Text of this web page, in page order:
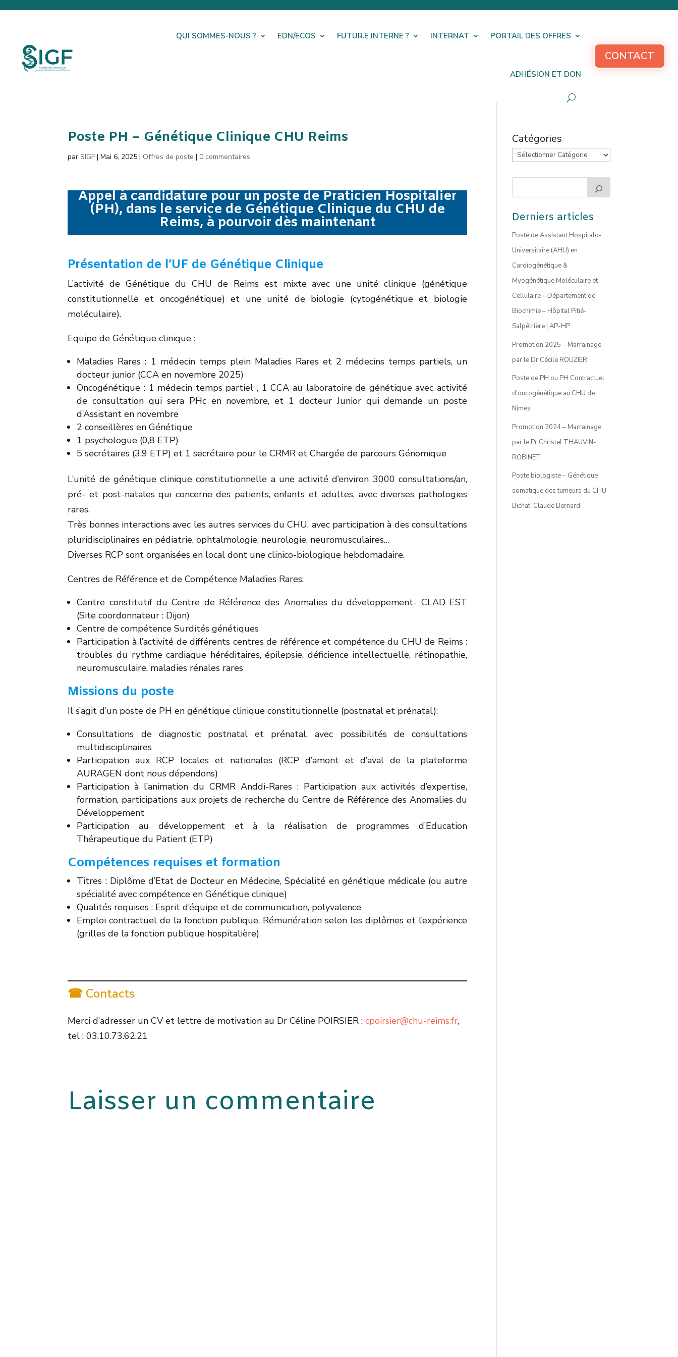
QUI SOMMES-NOUS ? EDN/ECOS FUTUR.E INTERNE ? INTERNAT PORTAIL DES OFFRES
ADHÉSION ET DON
CONTACT
Poste PH – Génétique Clinique CHU Reims
parSIGF |Mai 6, 2025 | Offres de poste | 0 commentaires
Appel à candidature pour un poste de Praticien Hospitalier
(PH), dans le service de Génétique Clinique du CHU de
Reims, à pourvoir dès maintenant
Présentation de l’UF de Génétique Clinique
L’activité de Génétique du CHU de Reims est mixte avec une unité clinique (génétique
constitutionnelle et oncogénétique) et une unité de biologie (cytogénétique et biologie
moléculaire).
Equipe de Génétique clinique :
Maladies Rares : 1 médecin temps plein Maladies Rares et 2 médecins temps partiels, un
docteur junior (CCA en novembre 2025)
Oncogénétique : 1 médecin temps partiel , 1 CCA au laboratoire de génétique avec activité
de consultation qui sera PHc en novembre, et 1 docteur Junior qui demande un poste
d’Assistant en novembre
2 conseillères en Génétique
1 psychologue (0,8 ETP)
5 secrétaires (3,9 ETP) et 1 secrétaire pour le CRMR et Chargée de parcours Génomique
L’unité de génétique clinique constitutionnelle a une activité d’environ 3000 consultations/an,
pré- et post-natales qui concerne des patients, enfants et adultes, avec diverses pathologies
rares.
Très bonnes interactions avec les autres services du CHU, avec participation à des consultations
pluridisciplinaires en pédiatrie, ophtalmologie, neurologie, neuromusculaires…
Diverses RCP sont organisées en local dont une clinico-biologique hebdomadaire.
Centres de Référence et de Compétence Maladies Rares:
Centre constitutif du Centre de Référence des Anomalies du développement- CLAD EST
(Site coordonnateur : Dijon)
Centre de compétence Surdités génétiques
Participation à l’activité de différents centres de référence et compétence du CHU de Reims :
troubles du rythme cardiaque héréditaires, épilepsie, déficience intellectuelle, rétinopathie,
neuromusculaire, maladies rénales rares
Missions du poste
Il s’agit d’un poste de PH en génétique clinique constitutionnelle (postnatal et prénatal):
Consultations de diagnostic postnatal et prénatal, avec possibilités de consultations
multidisciplinaires
Participation aux RCP locales et nationales (RCP d’amont et d’aval de la plateforme
AURAGEN dont nous dépendons)
Participation à l’animation du CRMR Anddi-Rares : Participation aux activités d’expertise,
formation, participations aux projets de recherche du Centre de Référence des Anomalies du
Développement
Participation au développement et à la réalisation de programmes d’Education
Thérapeutique du Patient (ETP)
Compétences requises et formation
Titres : Diplôme d’Etat de Docteur en Médecine, Spécialité en génétique médicale (ou autre
spécialité avec compétence en Génétique clinique)
Qualités requises : Esprit d’équipe et de communication, polyvalence
Emploi contractuel de la fonction publique. Rémunération selon les diplômes et l’expérience
(grilles de la fonction publique hospitalière)
☎ Contacts
Merci d’adresser un CV et lettre de motivation au Dr Céline POIRSIER :cpoirsier@chu-reims.fr,
tel : 03.10.73.62.21
Laisser un commentaire
Catégories
Derniers articles
Poste de Assistant Hospitalo-
Universitaire (AHU) en
Cardiogénétique &
Myogénétique Moléculaire et
Cellulaire – Département de
Biochimie – Hôpital Pitié-
Salpêtrière | AP-HP
Promotion 2025 – Marrainage
par le Dr Cécile ROUZIER
Poste de PH ou PH Contractuel
d’oncogénétique au CHU de
Nîmes
Promotion 2024 – Marrainage
par le Pr Christel THAUVIN-
ROBINET
Poste biologiste – Génétique
somatique des tumeurs du CHU
Bichat-Claude Bernard